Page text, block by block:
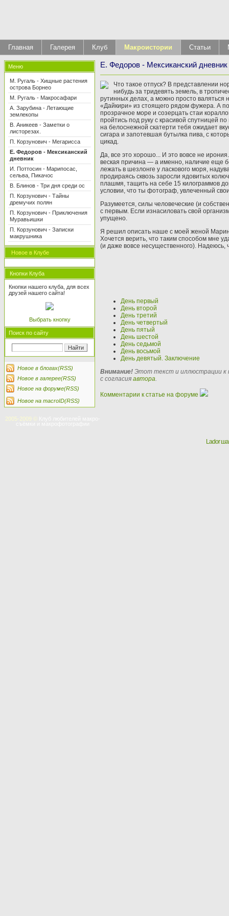
Главная Галерея Клуб Макроистории Статьи
Меню
М. Ругаль - Хищные растения
острова Борнео
М. Ругаль - Макросафари
А. Зарубина - Летающие
землекопы
В. Аникеев - Заметки о
листорезах.
П. Корзунович - Мегарисса
Е. Федоров - Мексиканский
дневник
И. Поттосин - Марипосас,
сельва, Пикачос
В. Блинов - Три дня среди ос
П. Корзунович - Тайны
дремучих полян
П. Корзунович - Приключения
Муравьишки
П. Корзунович - Записки
макрушника
Новое в Клубе
Кнопки Клуба
Кнопки нашего клуба, для всех
друзей нашего сайта!
Выбрать кнопку
Поиск по сайту
Новое в блогах(RSS)
Новое в галерее(RSS)
Новое на форуме(RSS)
Новое на macroID(RSS)
Е. Федоров - Мексиканский дневник
Что такое отпуск? В представлении
нибудь за тридевять земель, в
рутинныx делах, а можно просто валяться
«Дайкири» из стоящего рядом фужера. А
прозрачное море и созерцать стаи
пройтись под руку с красивой спутницей
на белоснежной скатерти тебя ожидает
сигара и запотевшая бутылка пива, с
цикад.
Да, все это хорошо... И это вовсе не
веская причина — а именно, наличие еще
лежать в шезлонге у ласкового моря,
продираясь сквозь заросли ядовитых
плашмя, тащить на себе 15 килограммов
условии, что ты фотограф, увлеченный
Разумеется, силы человеческие (и
с первым. Если изнасиловать свой
упущено.
Я решил описать наше с моей женой
Хочется верить, что таким способом мне
(и даже вовсе несущественного). Надеюсь,
День первый
День второй
День третий
День четвертый
День пятый
День шестой
День седьмой
День восьмой
День девятый. Заключение
Внимание! Этот текст и иллюстрации к
с согласия автора.
Комментарии к статье на форуме
2005-2009 ©
Lador